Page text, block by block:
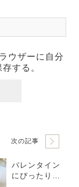
ウザーに自分
する。
次の記事
バレンタイン
にぴったりな